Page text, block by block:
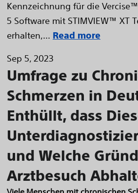
Kennzeichnung für die
5 Software mit STIMVIEW™ XT
erhalten,... Read more
Sep 5, 2023
Umfrage zu
Schmerzen in
Enthüllt, dass
und Welche
Arztbesuch